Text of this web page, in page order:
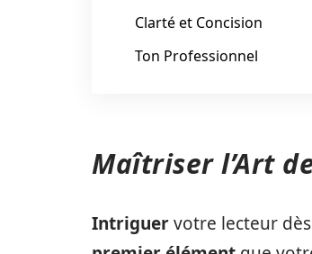
Clarté et Concision
Ton Professionnel
Maîtriser l’Art
Intriguervotre lecteur